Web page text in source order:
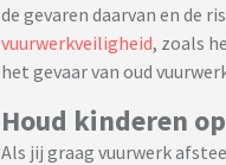
de gevaren daarvan en de
vuurwerkveiligheid, zoals
het gevaar van oud
Houd kinderen
Als jij graag vuurwerk